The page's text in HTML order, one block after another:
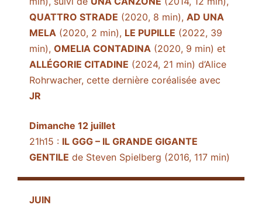
QUATTRO STRADE (2020, 8 min), AD UNA
MELA (2020, 2 min), LE PUPILLE (2022, 39
min), OMELIA CONTADINA (2020, 9 min) et
ALLÉGORIE CITADINE (2024, 21 min) d’Alice
Rohrwacher, cette dernière coréalisée avec
JR
Dimanche 12 juillet
21h15 : IL GGG – IL GRANDE GIGANTE
GENTILE de Steven Spielberg (2016, 117 min)
JUIN